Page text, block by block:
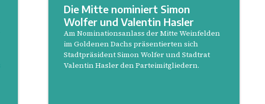
Die Mitte nominiert Simon
Wolfer und Valentin Hasler
Am Nominationsanlass der Mitte Weinfelden
im Goldenen Dachs präsentierten sich
Stadtpräsident Simon Wolfer und Stadtrat
Valentin Hasler den Parteimitgliedern.